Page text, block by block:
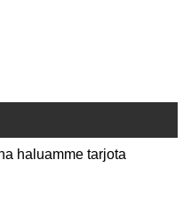
haluamme tarjota